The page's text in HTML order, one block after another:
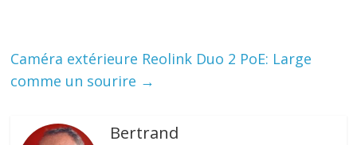
Caméra extérieure Reolink Duo 2 PoE: Large
comme un sourire →
Bertrand